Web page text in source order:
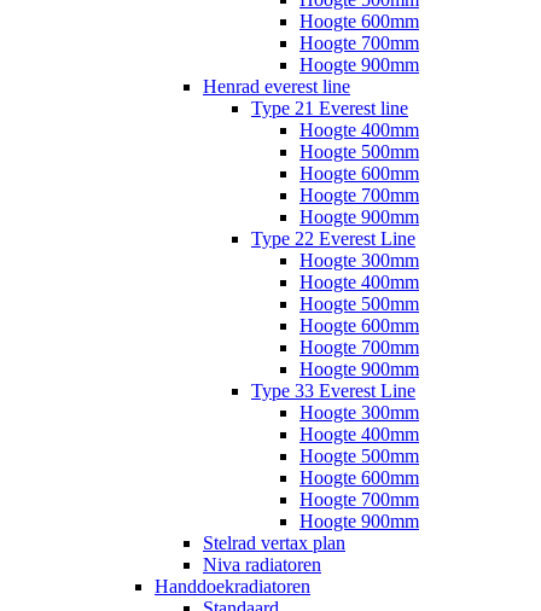
Hoogte 600mm
Hoogte 700mm
Hoogte 900mm
Henrad everest line
Type 21 Everest line
Hoogte 400mm
Hoogte 500mm
Hoogte 600mm
Hoogte 700mm
Hoogte 900mm
Type 22 Everest Line
Hoogte 300mm
Hoogte 400mm
Hoogte 500mm
Hoogte 600mm
Hoogte 700mm
Hoogte 900mm
Type 33 Everest Line
Hoogte 300mm
Hoogte 400mm
Hoogte 500mm
Hoogte 600mm
Hoogte 700mm
Hoogte 900mm
Stelrad vertax plan
Niva radiatoren
Handdoekradiatoren